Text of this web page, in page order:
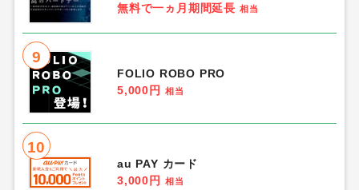
無料で一ヵ月期間延長 相当
9
FOLIO ROBO PRO
5,000円
相当
10
au PAY カード
3,000円
相当